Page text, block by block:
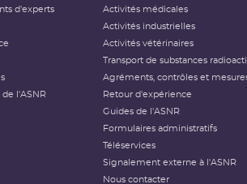
d'experts
l'ASNR
Activités médicales
Activités industrielles
Activités vétérinaires
Transport de substances
Agréments, contrôles et
Retour d'expérience
Guides de l'ASNR
Formulaires administratifs
Téléservices
Signalement externe à l'ASNR
Nous contacter